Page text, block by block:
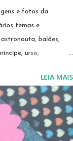
e fotos da
temas e
balões,
urso,
2011, já contamos
encontrará avaliações
das nossas
confira em nossa loja
🔽🔽 Quero ver todos
LEIA MAIS